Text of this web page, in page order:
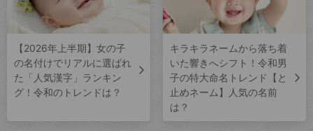
【2026年上半期】女の子
の名付けでリアルに選ばれ
た「人気漢字」ランキン
グ！令和のトレンドは？
キラキラネームから落ち着
いた響きへシフト！令和男
子の特大命名トレンド【と
止めネーム】人気の名前
は？